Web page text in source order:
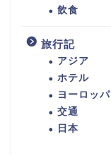
飲食
旅行記
アジア
ホテル
ヨーロッパ
交通
日本